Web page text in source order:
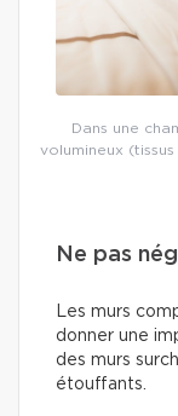
Dans une
volumineux
Ne pas
Les murs
donner une
des murs
étouffants.